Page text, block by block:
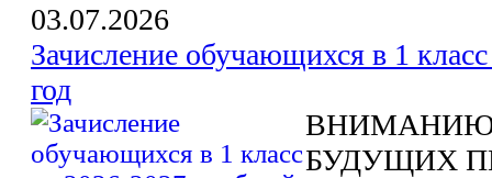
03.07.2026
Зачисление обучающихся в 1
год
ВНИМАНИЮ
БУДУЩИХ